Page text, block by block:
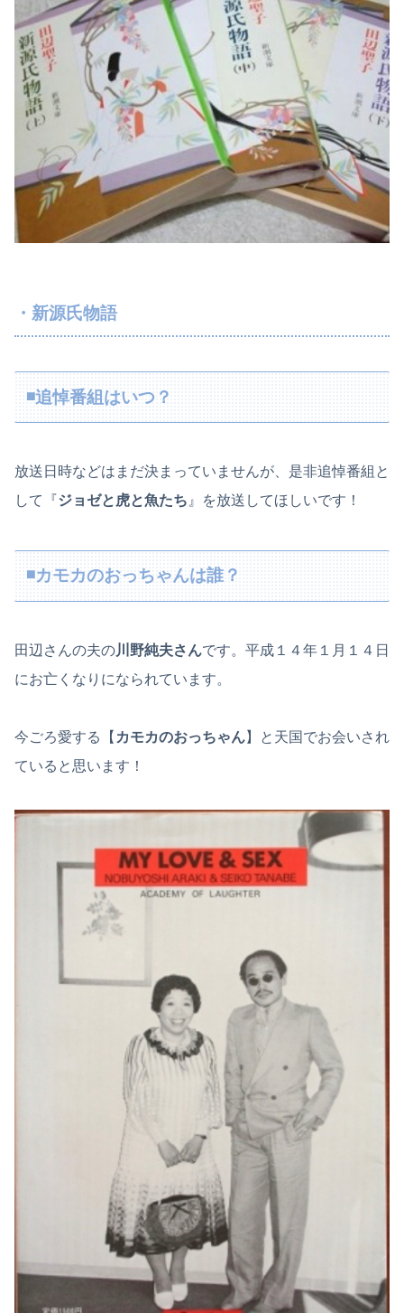
・新源氏物語
◾️追悼番組はいつ？
放送日時などはまだ決まっていませんが、是非追悼番組と
して『 ジョゼと虎と魚たち』を放送してほしいです！
◾️カモカのおっちゃんは誰？
田辺さんの夫の川野純夫さんです。平成１４年１月１４日
にお亡くなりになられています。
今ごろ愛する【 カモカのおっちゃん】と天国でお会いされ
ていると思います！